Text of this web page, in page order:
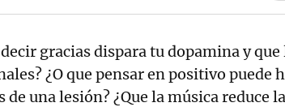
gracias dispara tu dopamina y
¿O que pensar en positivo puede
de una lesión? ¿Que la música reduce